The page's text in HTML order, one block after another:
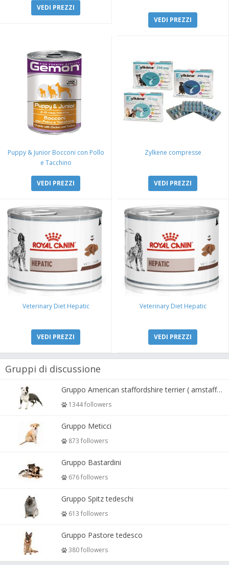
VEDI PREZZI
VEDI PREZZI
Puppy & Junior Bocconi con Pollo
e Tacchino
VEDI PREZZI
Zylkene compresse
VEDI PREZZI
Veterinary Diet Hepatic
VEDI PREZZI
Veterinary Diet Hepatic
VEDI PREZZI
Gruppi di discussione
Gruppo American staffordshire terrier ( amstaff, amastaff )
1344 followers
Gruppo Meticci
873 followers
Gruppo Bastardini
676 followers
Gruppo Spitz tedeschi
613 followers
Gruppo Pastore tedesco
380 followers